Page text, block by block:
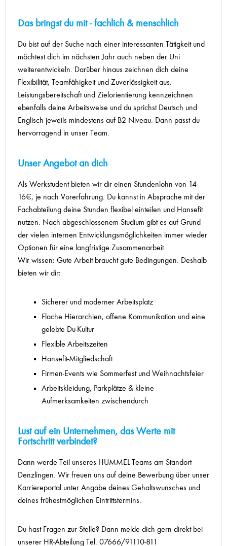
Das bringst du mit - fachlich & menschlich
Du bist auf der Suche nach einer interessanten Tätigkeit und
möchtest dich im nächsten Jahr auch neben der Uni
weiterentwickeln. Darüber hinaus zeichnen dich deine
Flexibilität, Teamfähigkeit und Zuverlässigkeit aus.
Leistungsbereitschaft und Zielorientierung kennzeichnen
ebenfalls deine Arbeitsweise und du sprichst Deutsch und
Englisch jeweils mindestens auf B2 Niveau. Dann passt du
hervorragend in unser Team.
Unser Angebot an dich
Als Werkstudent bieten wir dir einen Stundenlohn von 14-
16€, je nach Vorerfahrung. Du kannst in Absprache mit der
Fachabteilung deine Stunden flexibel einteilen und Hansefit
nutzen. Nach abgeschlossenem Studium gibt es auf Grund
der vielen internen Entwicklungsmöglichkeiten immer wieder
Optionen für eine langfristige Zusammenarbeit.
Wir wissen: Gute Arbeit braucht gute Bedingungen. Deshalb
bieten wir dir:
Sicherer und moderner Arbeitsplatz
Flache Hierarchien, offene Kommunikation und eine
gelebte Du-Kultur
Flexible Arbeitszeiten
Hansefit-Mitgliedschaft
Firmen-Events wie Sommerfest und Weihnachtsfeier
Arbeitskleidung, Parkplätze & kleine
Aufmerksamkeiten zwischendurch
Lust auf ein Unternehmen, das Werte mit
Fortschritt verbindet?
Dann werde Teil unseres HUMMEL-Teams am Standort
Denzlingen. Wir freuen uns auf deine Bewerbung über unser
Karriereportal unter Angabe deines Gehaltswunsches und
deines frühestmöglichen Eintrittstermins.
Du hast Fragen zur Stelle? Dann melde dich gern direkt bei
unserer HR-Abteilung Tel. 07666/91110-811